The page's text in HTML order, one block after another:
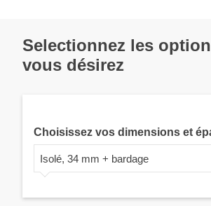
Selectionnez les
vous désirez
Choisissez vos dimensions et
Isolé, 34 mm + bardage